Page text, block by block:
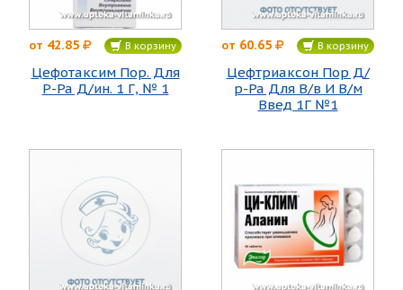
от 42.85 В корзину
Цефотаксим Пор. Для
Р-Ра Д/ин. 1 Г, № 1
от 60.65 В корзину
Цефтриаксон Пор Д/
р-Ра Для В/в И В/м
Введ 1Г №1